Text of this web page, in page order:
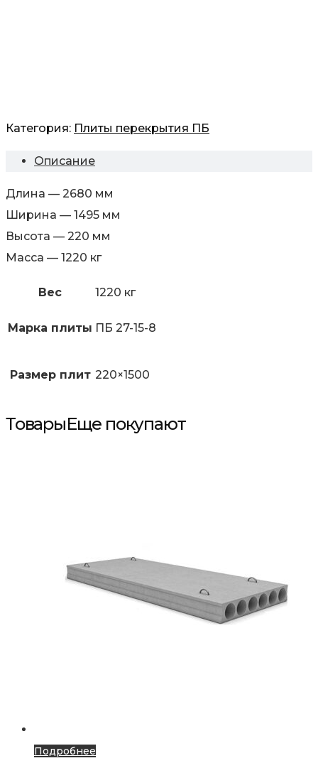
Категория: Плиты перекрытия ПБ
Описание
Длина — 2680 мм
Ширина — 1495 мм
Высота — 220 мм
Масса — 1220 кг
Вес 1220 кг
Марка плиты ПБ 27-15-8
Размер плит 220×1500
ТоварыЕще покупают
Подробнее